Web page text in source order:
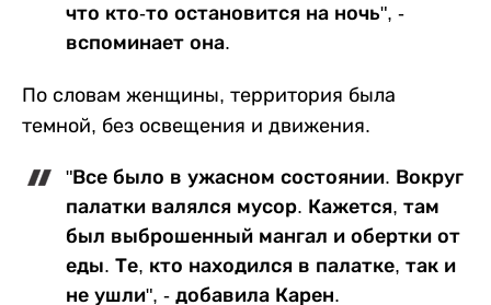
что кто-то остановится на ночь", -
вспоминает она.
По словам женщины, территория была
темной, без освещения и движения.
"Все было в ужасном состоянии. Вокруг
палатки валялся мусор. Кажется, там
был выброшенный мангал и обертки от
еды. Те, кто находился в палатке, так и
не ушли", - добавила Карен.